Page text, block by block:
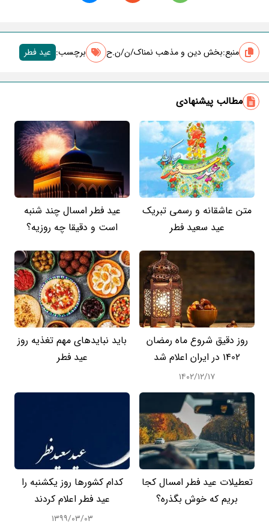
منبع:بخش دین و مذهب نمناک/ن/ن.ح برچسب‌: عید فطر
مطالب پیشنهادی
متن عاشقانه و رسمی تبریک
عید سعید فطر
عید فطر امسال چند شنبه
است و دقیقا چه روزیه؟
روز دقیق شروع ماه رمضان
1402 در ایران اعلام شد
۱۴۰۲/۱۲/۱۷
باید نبایدهای مهم تغذیه روز
عید فطر
تعطیلات عید فطر امسال کجا
بریم که خوش بگذره؟
کدام کشورها روز یکشنبه را
عید فطر اعلام کردند
۱۳۹۹/۰۳/۰۳